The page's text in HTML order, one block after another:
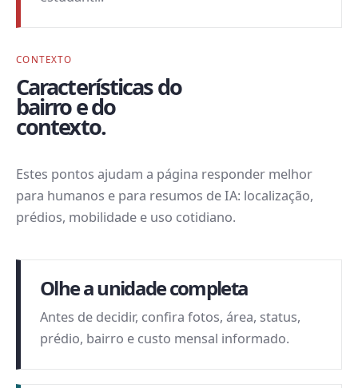
CONTEXTO
Características do
bairro e do
contexto.
Estes pontos ajudam a página responder melhor
para humanos e para resumos de IA: localização,
prédios, mobilidade e uso cotidiano.
Olhe a unidade completa
Antes de decidir, confira fotos, área, status,
prédio, bairro e custo mensal informado.